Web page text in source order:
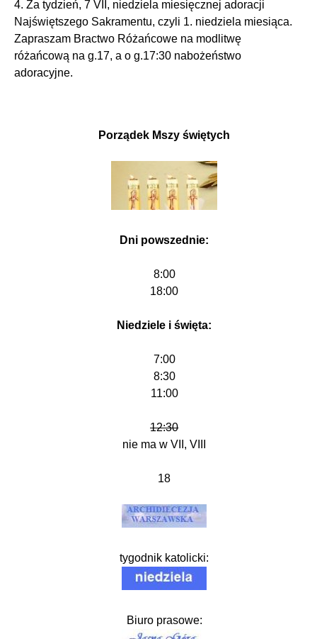
4. Za tydzień, 7 VII, niedziela miesięcznej adoracji
Najświętszego Sakramentu, czyli 1. niedziela miesiąca.
Zapraszam Bractwo Różańcowe na modlitwę
różańcową na g.17, a o g.17:30 nabożeństwo
adoracyjne.
Porządek Mszy świętych
Dni powszednie:
8:00
18:00
Niedziele i święta:
7:00
8:30
11:00
12:30
nie ma w VII, VIII
18
tygodnik katolicki:
Biuro prasowe: